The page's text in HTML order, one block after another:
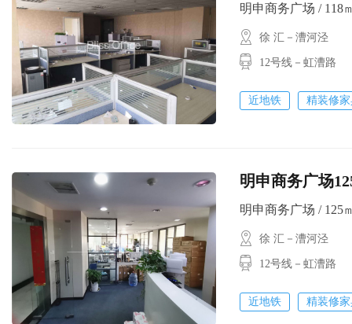
明申商务广场 / 118
徐 汇－漕河泾
12号线－虹漕路
近地铁 精装修
明申商务广场
明申商务广场 / 125
徐 汇－漕河泾
12号线－虹漕路
近地铁 精装修